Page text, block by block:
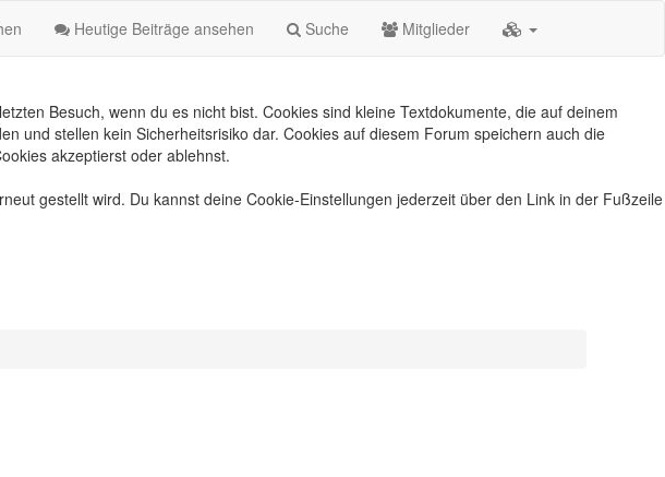
Heutige Beiträge ansehen Suche Mitglieder
Besuch, wenn du es nicht bist. Cookies sind kleine Textdokumente, die auf deinem
und stellen kein Sicherheitsrisiko dar. Cookies auf diesem Forum speichern auch die
akzeptierst oder ablehnst.
gestellt wird. Du kannst deine Cookie-Einstellungen jederzeit über den Link in der Fußzeile